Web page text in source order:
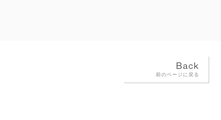
Back
前のページに戻る